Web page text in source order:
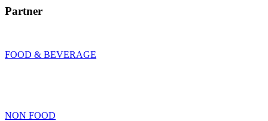
Partner
FOOD & BEVERAGE
NON FOOD